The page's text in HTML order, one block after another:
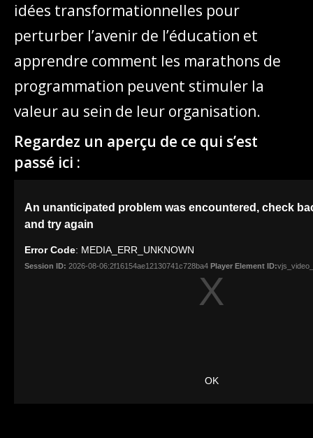
idées transformationnelles pour
perturber l’avenir de l’éducation et
apprendre comment les marathons de
programmation peuvent stimuler la
valeur au sein de leur organisation.
Regardez un aperçu de ce qui s’est
passé ici :